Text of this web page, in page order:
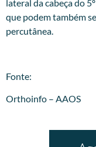
lateral da cabeça do
que podem também
percutânea.
Fonte:
Orthoinfo – AAOS